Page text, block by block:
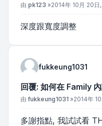
文章
由 pk123 »2014年 10月 20日
深度跟寬度調整
fukkeung1031
回覆: 如何在 Family
文章
由fukkeung1031 »2014年
多謝指點, 我試試看